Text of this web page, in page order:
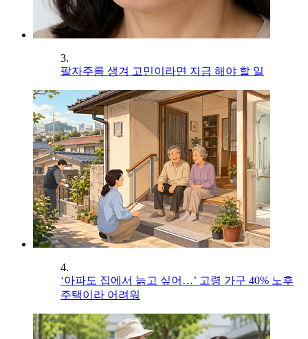
3.
팔자주름 생겨 고민이라면 지금 해야 할 일
4.
‘아파도 집에서 늙고 싶어…’ 고령 가구 40% 노후
주택이라 어려워